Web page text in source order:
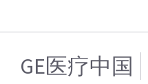
GE医疗中国